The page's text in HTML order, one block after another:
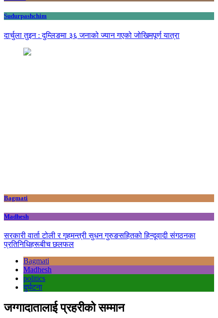
Sudurpashchim
दार्चुला तुइन : दुम्लिङमा ३६ जनाको ज्यान गएको जोखिमपूर्ण यात्रा
Bagmati
Madhesh
सरकारी वार्ता टोली र गृहमन्त्री सुधन गुरुङसहितको हिन्दूवादी संगठनका
प्रतिनिधिहरूबीच छलफल
Bagmati
Madhesh
politics
दुर्घटना
जग्गादातालाई प्रहरीको सम्मान